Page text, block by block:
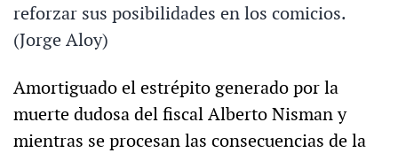
reforzar sus posibilidades en los comicios.
(Jorge Aloy)
Amortiguado el estrépito generado por la
muerte dudosa del fiscal Alberto Nisman y
mientras se procesan las consecuencias de la